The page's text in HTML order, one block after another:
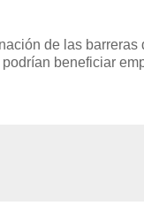
de las barreras
beneficiar